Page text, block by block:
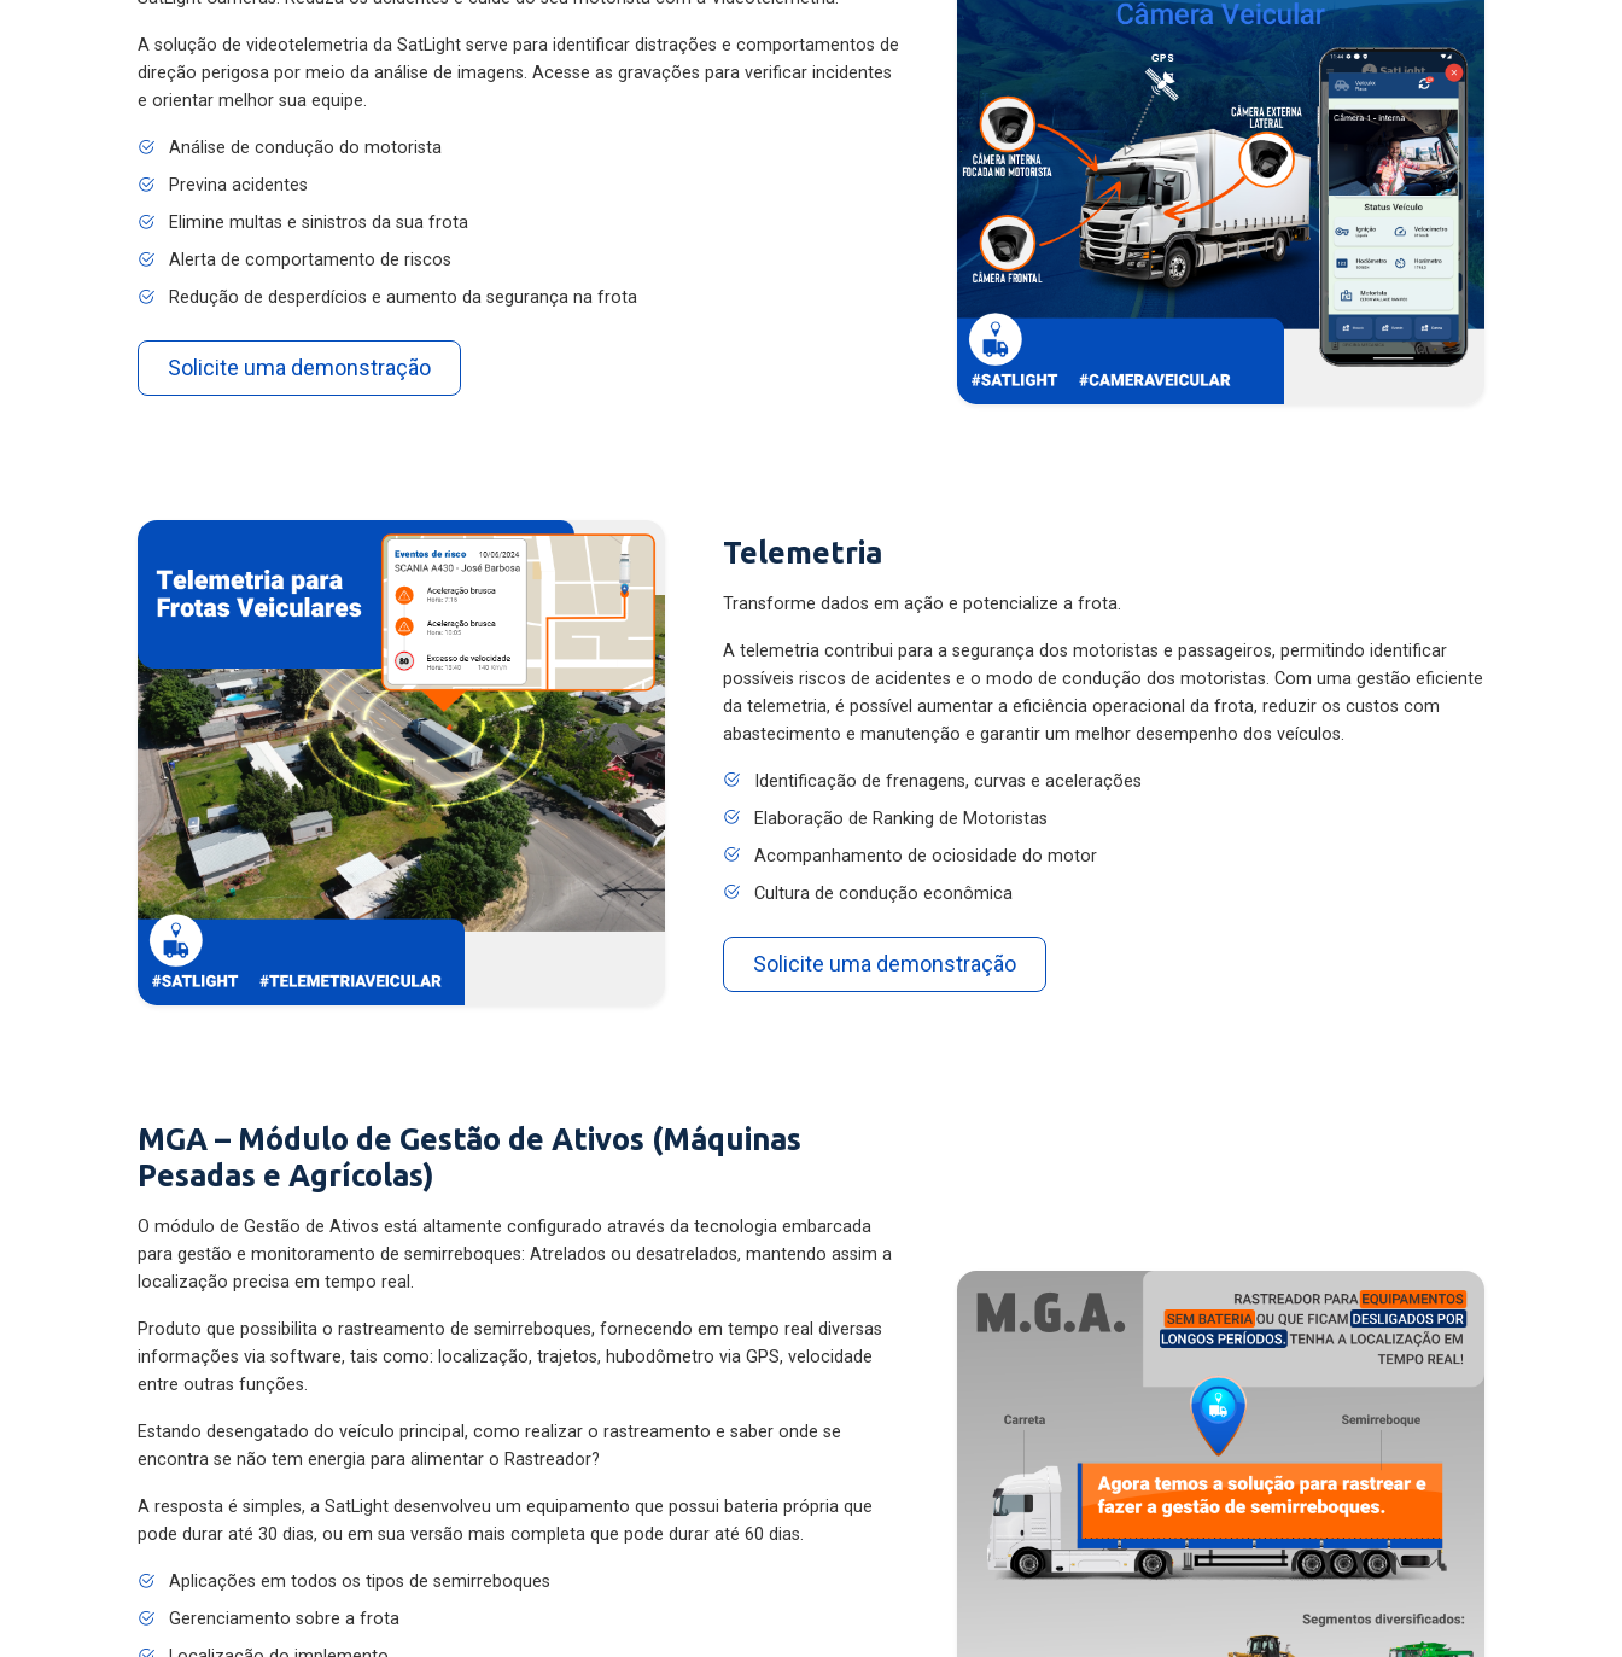
A solução de videotelemetria da SatLight serve para identificar distrações e comportamentos de
direção perigosa por meio da análise de imagens. Acesse as gravações para verificar incidentes
e orientar melhor sua equipe.
Análise de condução do motorista
Previna acidentes
Elimine multas e sinistros da sua frota
Alerta de comportamento de riscos
Redução de desperdícios e aumento da segurança na frota
Solicite uma demonstração
Telemetria
Transforme dados em ação e potencialize a frota.
A telemetria contribui para a segurança dos motoristas e passageiros, permitindo identificar
possíveis riscos de acidentes e o modo de condução dos motoristas. Com uma gestão eficiente
da telemetria, é possível aumentar a eficiência operacional da frota, reduzir os custos com
abastecimento e manutenção e garantir um melhor desempenho dos veículos.
Identificação de frenagens, curvas e acelerações
Elaboração de Ranking de Motoristas
Acompanhamento de ociosidade do motor
Cultura de condução econômica
Solicite uma demonstração
MGA – Módulo de Gestão de Ativos (Máquinas
Pesadas e Agrícolas)
O módulo de Gestão de Ativos está altamente configurado através da tecnologia embarcada
para gestão e monitoramento de semirreboques: Atrelados ou desatrelados, mantendo assim a
localização precisa em tempo real.
Produto que possibilita o rastreamento de semirreboques, fornecendo em tempo real diversas
informações via software, tais como: localização, trajetos, hubodômetro via GPS, velocidade
entre outras funções.
Estando desengatado do veículo principal, como realizar o rastreamento e saber onde se
encontra se não tem energia para alimentar o Rastreador?
A resposta é simples, a SatLight desenvolveu um equipamento que possui bateria própria que
pode durar até 30 dias, ou em sua versão mais completa que pode durar até 60 dias.
Aplicações em todos os tipos de semirreboques
Gerenciamento sobre a frota
Localização do implemento